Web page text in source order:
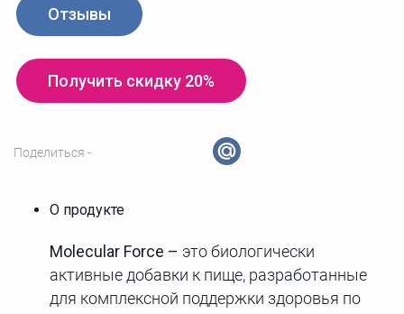
Отзывы
Получить скидку 20%
Поделиться -
О продукте
Molecular Force – это биологически
активные добавки к пище, разработанные
для комплексной поддержки здоровья по